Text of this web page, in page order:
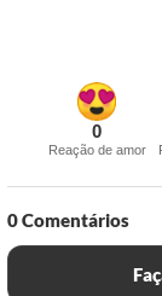
0
Reação de amor
0Comentários